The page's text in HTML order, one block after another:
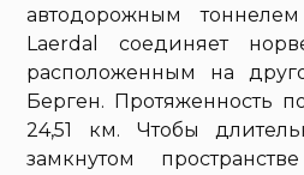
автодорожным
Laerdal соединяет
расположенным на
Берген. Протяженность
24,51 км. Чтобы
замкнутом